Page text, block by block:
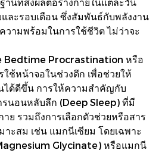
านที่ส่งผลต่อร่างกายในแต่ละวัน
ละรอบเดือน ซึ่งสัมพันธ์กับพลังงาน
ามพร้อมในการใช้ชีวิต ไม่ว่าจะ
Bedtime Procrastination หรือ
ใช้หน้าจอในช่วงดึก เพื่อช่วยให้
ได้ดีขึ้น การให้ความสำคัญกับ
นอนหลับลึก (Deep Sleep) ที่มี
ย รวมถึงการเลือกตัวช่วยหรือสาร
าะสม เช่น แมกนีเซียม โดยเฉพาะ
Glycinate) หรือแมกนี